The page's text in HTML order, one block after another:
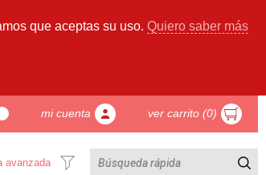
que aceptas su uso. Quiero saber más
mi cuenta ver carrito (0)
avanzada